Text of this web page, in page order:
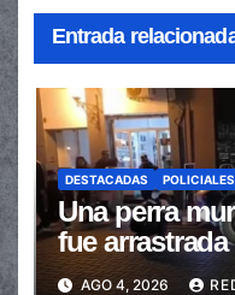
Entrada
DESTACADAS POLICIALES
Una perra
fue
en la senda
AGO 4, 2026